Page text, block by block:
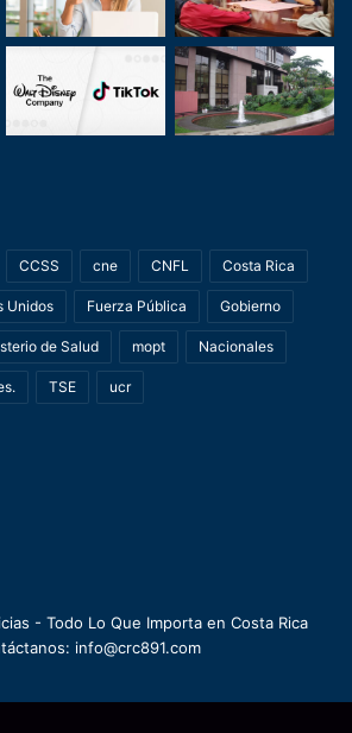
CCSS cne CNFL Costa Rica
Unidos Fuerza Pública Gobierno
de Salud mopt Nacionales
TSE ucr
- Todo Lo Que Importa en Costa Rica
info@crc891.com